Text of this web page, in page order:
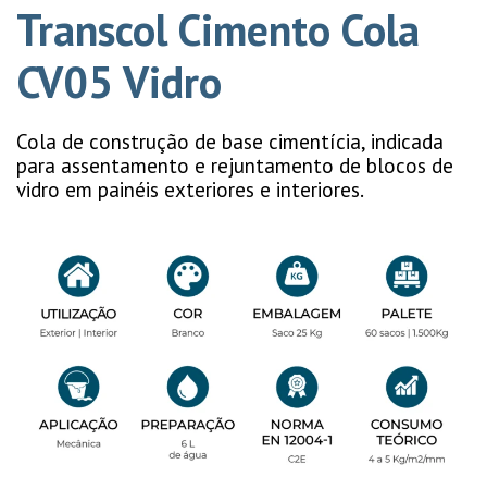
Transcol Cimento Cola
CV05 Vidro
Cola de construção de base cimentícia, indicada
para assentamento e rejuntamento de blocos de
vidro em painéis exteriores e interiores.